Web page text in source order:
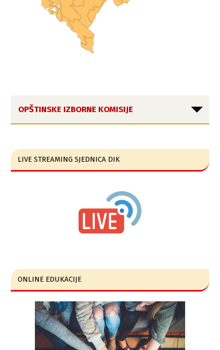
OPŠTINSKE IZBORNE KOMISIJE
LIVE STREAMING SJEDNICA DIK
ONLINE EDUKACIJE